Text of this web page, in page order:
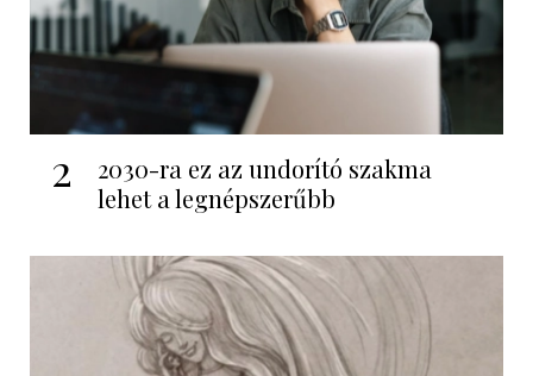
2
2030-ra ez az undorító szakma
lehet a legnépszerűbb